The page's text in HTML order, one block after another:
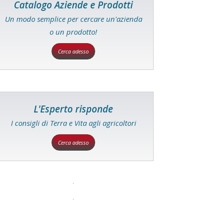
Catalogo Aziende e Prodotti
Un modo semplice per cercare un'azienda
o un prodotto!
Cerca adesso
L'Esperto risponde
I consigli di Terra e Vita agli agricoltori
Cerca adesso